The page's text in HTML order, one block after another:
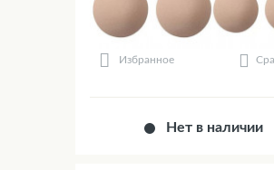
Избранное
Нет в наличии